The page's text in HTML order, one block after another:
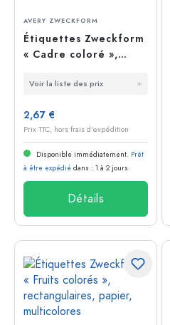
AVERY ZWECKFORM
Étiquettes Zweckform
« Cadre coloré »,
multicolores
Voir la liste des prix
2,67 €
Prix TTC, hors frais d'expédition
Disponible immédiatement. Prêt
à être expédié dans : 1 à 2 jours
Détails